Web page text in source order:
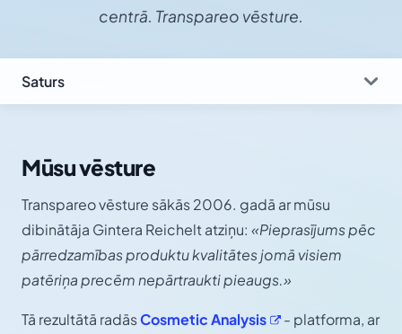
centrā. Transpareo vēsture.
Saturs
Mūsu vēsture
Transpareo vēsture sākās 2006. gadā ar mūsu
dibinātāja Gintera Reichelt atziņu: «Pieprasījums pēc
pārredzamības produktu kvalitātes jomā visiem
patēriņa precēm nepārtraukti pieaugs.»
Tā rezultātā radāsCosmeticAnalysis
- platforma, ar